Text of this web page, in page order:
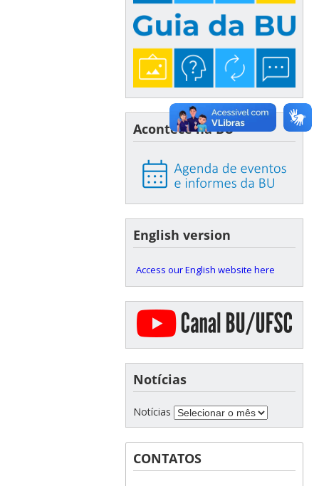
Acontece na BU
English version
Access our English website here
Notícias
Notícias
CONTATOS